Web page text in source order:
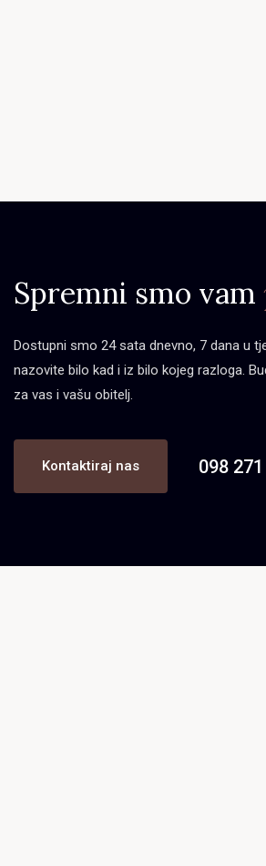
Spremni smo vam
Dostupni smo 24 sata dnevno, 7 dana u
nazovite bilo kad i iz bilo kojeg razloga.
za vas i vašu obitelj.
Kontaktiraj nas 098 271